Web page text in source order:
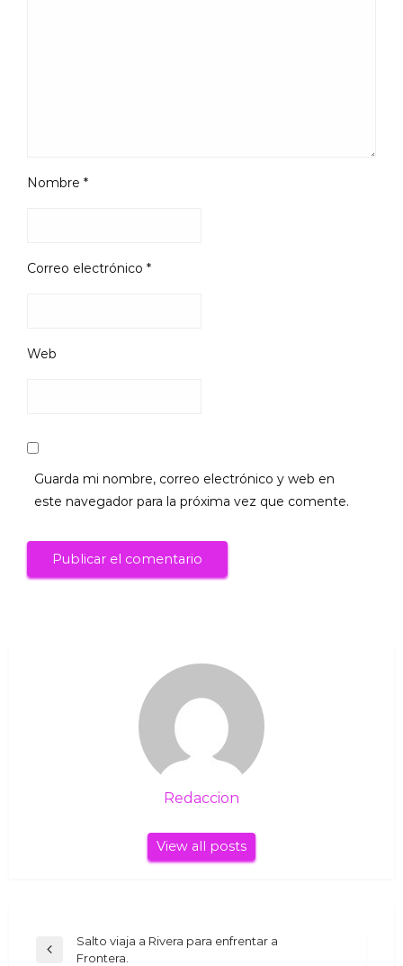
Nombre *
Correo electrónico *
Web
Guarda mi nombre, correo electrónico y web en
este navegador para la próxima vez que comente.
Redaccion
View all posts
Navegación
Previous
Salto viaja a Rivera para enfrentar a
Frontera.